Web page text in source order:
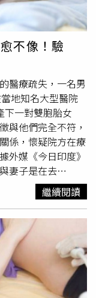
，但只要價格折讓
近年房價與租金持
與空間條件，因此
梧棲事故屋以約六
房價時代下，價格
心您：如果您覺得
求救並非弱者，您
或張老師專線：
，如果無法避
處使用政府機關核
）或伊默克
，預防日本腦炎
幼兒常規接種時程
接種第2劑，提醒
或合約院所接種日
。如自覺有感染
費接種日本腦炎疫
費防疫專線
生局長朱家祥則
會人傳人，台灣
高峰期，病媒蚊常
所周邊環境。朱家
可能出現高燒、頭
造成永久性神經
預防日本腦炎最有
不像！驗
醫療疏失，一名男
地知名大型醫院
下一對雙胞胎女
與他們完全不符，
係，懷疑院方在療
外媒《今日印度》
妻子是在去
希望前往在當地
是精子與卵子的採
均進行得相當迅速
成胚胎植入，並
漸漸長大，其中一
獨有特徵，這才讓
2名女兒與他們沒
訴訟，不料，當他
繼續閱讀